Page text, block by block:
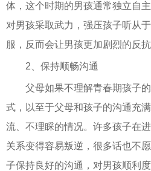
体，这个时期的男孩通常独立自
对男孩采取武力，强压孩子听从
服，反而会让男孩更加剧烈的反
2、保持顺畅沟通
父母如果不理解青春期孩子
式，以至于父母和孩子的沟通充
流、不理睬的情况。许多孩子在
关系变得容易叛逆，很多话也不
子保持良好的沟通，对男孩顺利度